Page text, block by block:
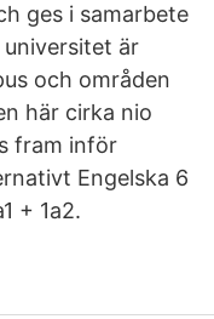
ges i samarbete
är
och områden
här cirka nio
fram inför
Engelska 6
+ 1a2.